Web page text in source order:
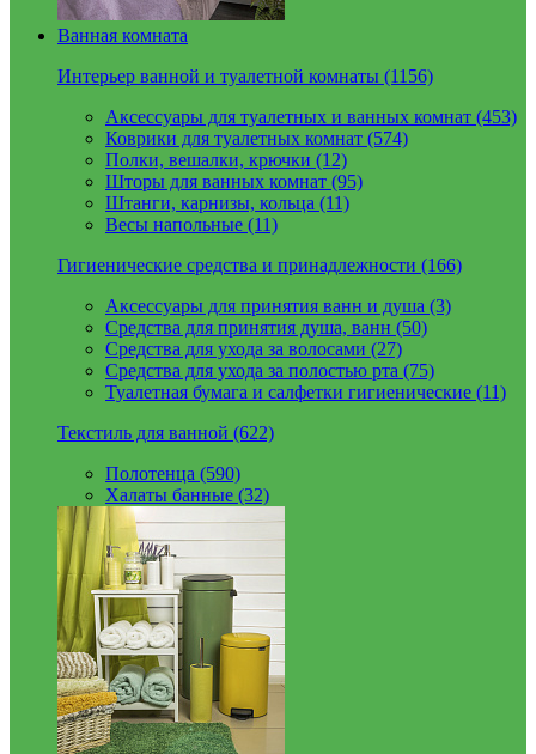
Ванная комната
Интерьер ванной и туалетной комнаты (1156)
Аксессуары для туалетных и ванных комнат (453)
Коврики для туалетных комнат (574)
Полки, вешалки, крючки (12)
Шторы для ванных комнат (95)
Штанги, карнизы, кольца (11)
Весы напольные (11)
Гигиенические средства и принадлежности (166)
Аксессуары для принятия ванн и душа (3)
Средства для принятия душа, ванн (50)
Средства для ухода за волосами (27)
Средства для ухода за полостью рта (75)
Туалетная бумага и салфетки гигиенические (11)
Текстиль для ванной (622)
Полотенца (590)
Халаты банные (32)